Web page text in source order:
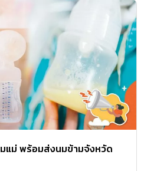
แม่ พร้อมส่งนมข้ามจังหวัด